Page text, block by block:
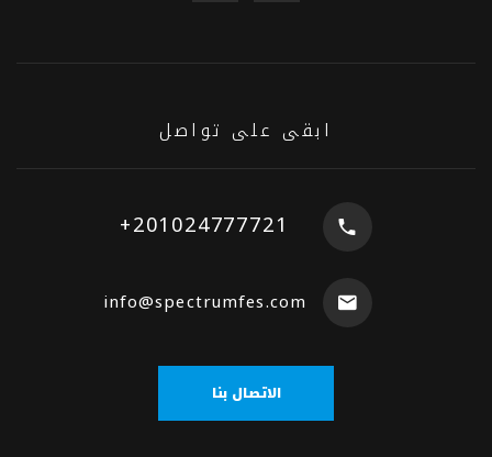
ابقى على تواصل
+201024777721
info@spectrumfes.com
الاتصال بنا